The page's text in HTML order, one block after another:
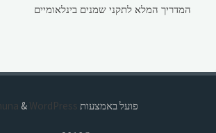
המדריך המלא לתקני שמנים בינלאומיים
פועל באמצעות & WordPress.